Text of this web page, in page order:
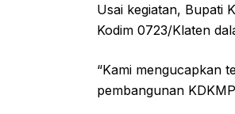
Usai kegiatan, Bupati
Kodim 0723/Klaten
“Kami mengucapkan
pembangunan